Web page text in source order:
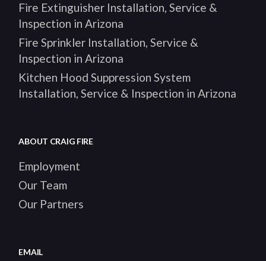
Fire Extinguisher Installation, Service &
Inspection in Arizona
Fire Sprinkler Installation, Service &
Inspection in Arizona
Kitchen Hood Suppression System
Installation, Service & Inspection in Arizona
ABOUT CRAIG FIRE
Employment
Our Team
Our Partners
EMAIL